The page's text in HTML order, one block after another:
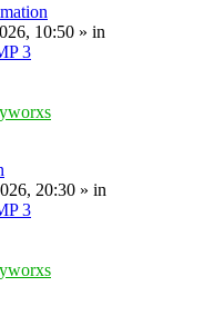
10:50 » in
3
20:30 » in
3